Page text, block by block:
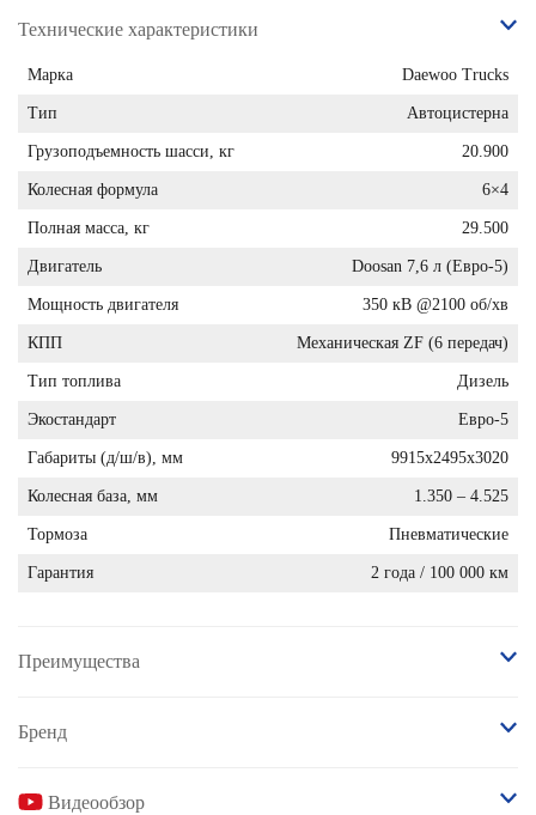
Технические характеристики
Марка Daewoo Trucks
Тип Автоцистерна
Грузоподъемность шасси, кг 20.900
Колесная формула 6×4
Полная масса, кг 29.500
Двигатель Doosan 7,6 л (Евро-5)
Мощность двигателя 350 кВ @2100 об/хв
КПП Механическая ZF (6 передач)
Тип топлива Дизель
Экостандарт Евро-5
Габариты (д/ш/в), мм 9915x2495x3020
Колесная база, мм 1.350 – 4.525
Тормоза Пневматические
Гарантия 2 года / 100 000 км
Преимущества
Бренд
Видеообзор